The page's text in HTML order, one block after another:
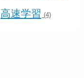
高速学習 (4)